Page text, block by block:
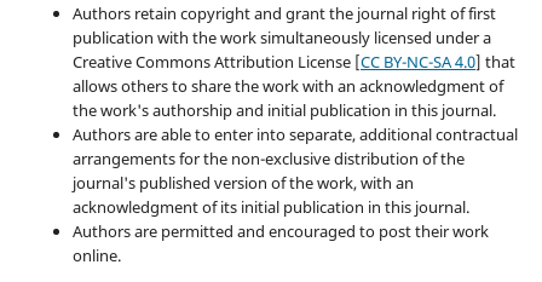
Authors retain copyright and grant the journal right of first
publication with the work simultaneously licensed under a
Creative Commons Attribution License [CC BY-NC-SA 4.0] that
allows others to share the work with an acknowledgment of
the work's authorship and initial publication in this journal.
Authors are able to enter into separate, additional contractual
arrangements for the non-exclusive distribution of the
journal's published version of the work, with an
acknowledgment of its initial publication in this journal.
Authors are permitted and encouraged to post their work
online.